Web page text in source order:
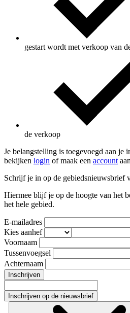
gestart wordt met verkoop van
de verkoop
Je belangstelling is toegevoegd aan
bekijken login of maak een account
Schrijf je in op de gebiedsnieuwsbrief
Hiermee blijf je op de hoogte van het
het hele gebied.
E-mailadres
Kies aanhef
Voornaam
Tussenvoegsel
Achternaam
Inschrijven
Inschrijven op de nieuwsbrief